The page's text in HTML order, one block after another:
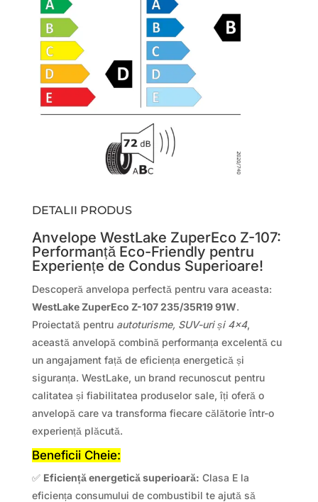
DETALII PRODUS
Anvelope WestLake ZuperEco Z-107:
Performanță Eco-Friendly pentru
Experiențe de Condus Superioare!
Descoperă anvelopa perfectă pentru vara aceasta:
WestLake ZuperEco Z-107 235/35R19 91W.
Proiectată pentru autoturisme, SUV-uri și 4×4,
această anvelopă combină performanța excelentă cu
un angajament față de eficiența energetică și
siguranța. WestLake, un brand recunoscut pentru
calitatea și fiabilitatea produselor sale, îți oferă o
anvelopă care va transforma fiecare călătorie într-o
experiență plăcută.
Beneficii Cheie:
✅ Eficiență energetică superioară: Clasa E la
eficiența consumului de combustibil te ajută să